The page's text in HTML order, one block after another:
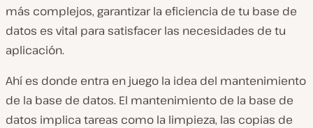
más complejos, garantizar la eficiencia de tu base de
datos es vital para satisfacer las necesidades de tu
aplicación.
Ahí es donde entra en juego la idea del mantenimiento
de la base de datos. El mantenimiento de la base de
datos implica tareas como la limpieza, las copias de